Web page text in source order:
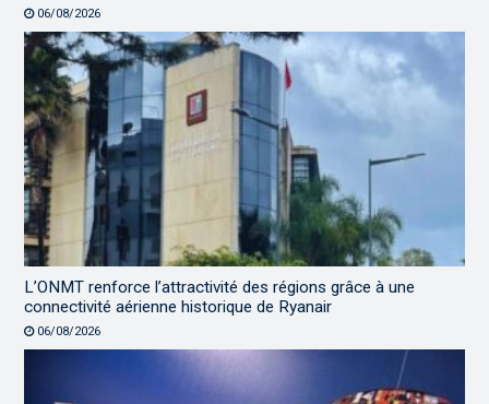
06/08/2026
L’ONMT renforce l’attractivité des régions grâce à une
connectivité aérienne historique de Ryanair
06/08/2026